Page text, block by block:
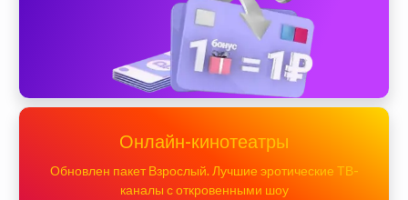
Онлайн-кинотеатры
Обновлен пакет Взрослый. Лучшие эротические ТВ-
каналы с откровенными шоу